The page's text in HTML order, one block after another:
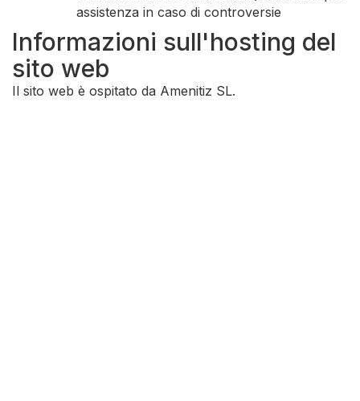
assistenza in caso di controversie
Informazioni sull'hosting del
sito web
Il sito web è ospitato da Amenitiz SL.